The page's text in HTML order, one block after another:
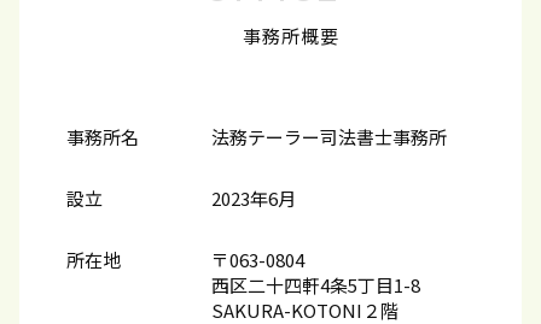
事務所概要
事務所名 法務テーラー司法書士事務所
設立 2023年6月
所在地
〒063-0804
西区二十四軒4条5丁目1-8
SAKURA-KOTONI２階